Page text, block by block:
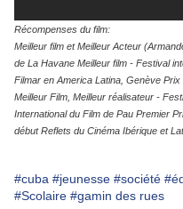
Récompenses du film:
Meilleur film et Meilleur Acteur
de La Havane Meilleur film - Festival
Filmar en America Latina, Genève Prix
Meilleur Film, Meilleur réalisateur -
International du Film de Pau Premier
début Reflets du Cinéma Ibérique et
#cuba #jeunesse #société
#Scolaire #gamin des rues